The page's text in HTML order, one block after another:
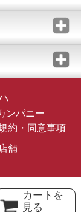
カートを
見る
ンパニー
約・同意事項
店舗